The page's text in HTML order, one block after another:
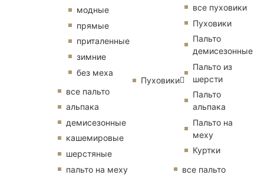
модные
прямые
приталенные
зимние
без меха
все пальто
альпака
демисезонные
кашемировые
шерстяные
пальто на меху
Пуховики
все пуховики
Пуховики
Пальто
демисезонные
Пальто из
шерсти
Пальто
альпака
Пальто на
меху
Куртки
все пальто